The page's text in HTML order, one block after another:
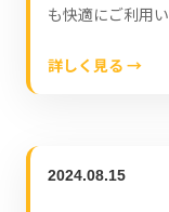
も快適にご利用い
詳しく見る →
2024.08.15